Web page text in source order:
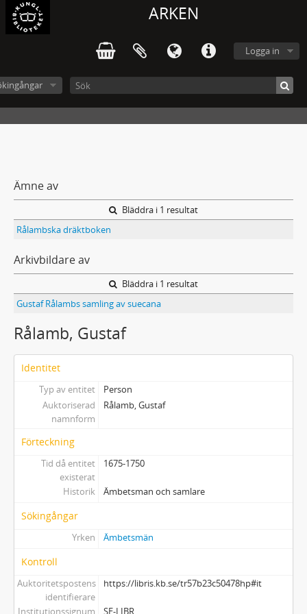
ARKEN
Logga in
Ämne av
Bläddra i 1 resultat
Rålambska dräktboken
Arkivbildare av
Bläddra i 1 resultat
Gustaf Rålambs samling av suecana
Rålamb, Gustaf
Identitet
Typ av entitet
Person
Auktoriserad
namnform
Rålamb, Gustaf
Förteckning
Tid då entitet
existerat
1675-1750
Historik Ämbetsman och samlare
Sökingångar
Yrken Ämbetsmän
Kontroll
Auktoritetspostens
identifierare
https://libris.kb.se/tr57b23c50478hp#it
Institutionssignum SE-LIBR